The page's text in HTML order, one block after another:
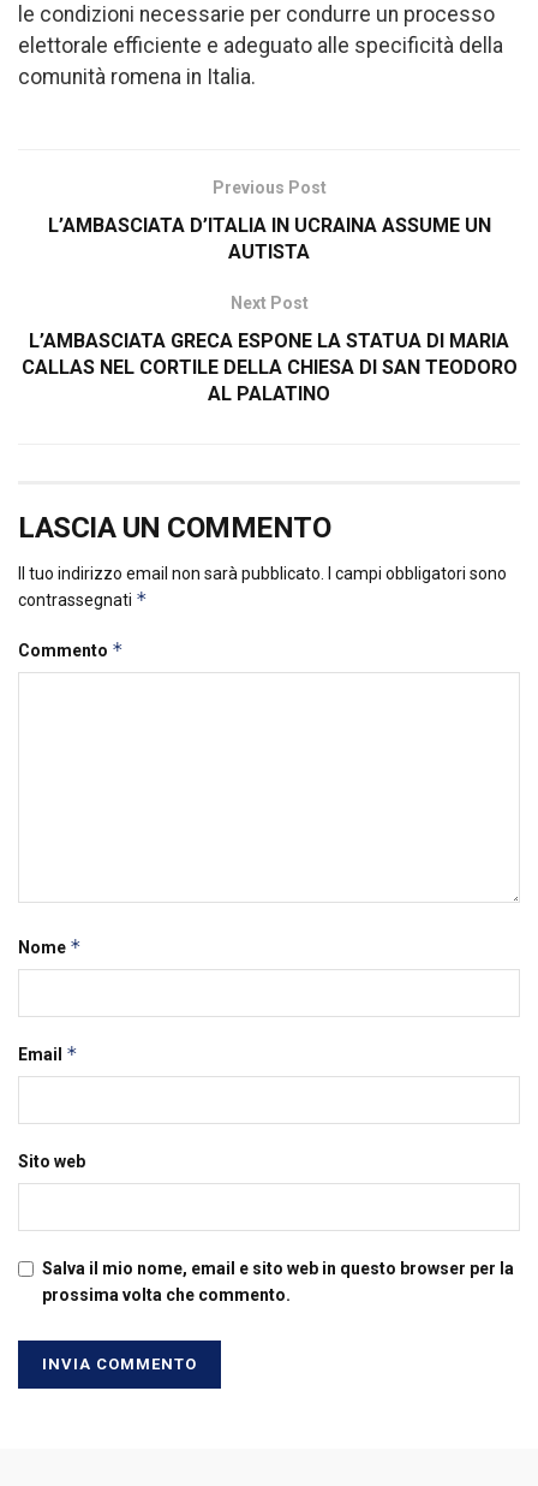
le condizioni necessarie per condurre un processo
elettorale efficiente e adeguato alle specificità della
comunità romena in Italia.
Previous Post
L’AMBASCIATA D’ITALIA IN UCRAINA ASSUME UN
AUTISTA
Next Post
L’AMBASCIATA GRECA ESPONE LA STATUA DI MARIA
CALLAS NEL CORTILE DELLA CHIESA DI SAN TEODORO
AL PALATINO
LASCIA UN COMMENTO
Il tuo indirizzo email non sarà pubblicato.
I campi obbligatori sono
contrassegnati *
Commento *
Nome *
Email *
Sito web
Salva il mio nome, email e sito web in questo browser per la
prossima volta che commento.